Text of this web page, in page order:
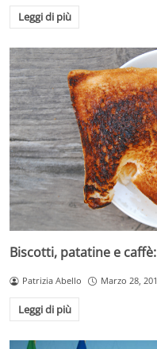
Leggi di più
Biscotti, patatine e
Patrizia Abello Marzo 28,
Leggi di più